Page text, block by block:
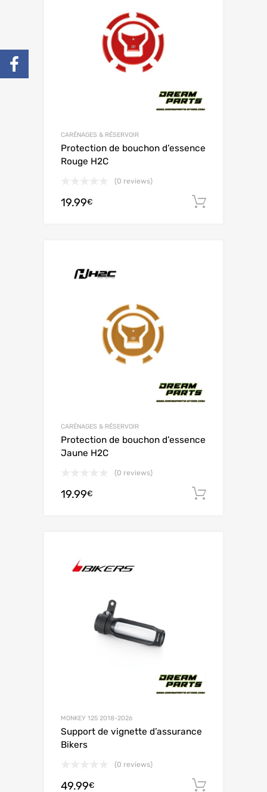
CARÉNAGES & RÉSERVOIR
Protection de bouchon d’essence
Rouge H2C
(0 reviews)
19.99€
CARÉNAGES & RÉSERVOIR
Protection de bouchon d’essence
Jaune H2C
(0 reviews)
19.99€
MONKEY 125 2018-2026
Support de vignette d’assurance
Bikers
(0 reviews)
49.99€